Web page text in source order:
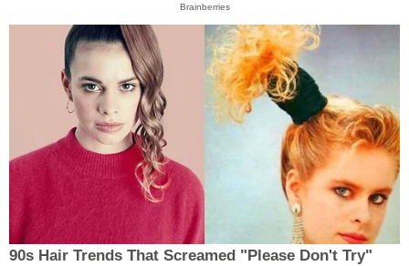
Brainberries
90s Hair Trends That Screamed "Please Don't Try"